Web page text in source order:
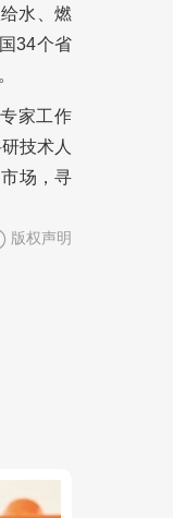
水、燃
34个省
家工作
技术人
场，寻
版权声明